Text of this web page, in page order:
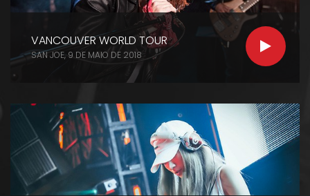
VANCOUVER WORLD TOUR
SAN JOE POSTED
9 DE MAIO DE 2018